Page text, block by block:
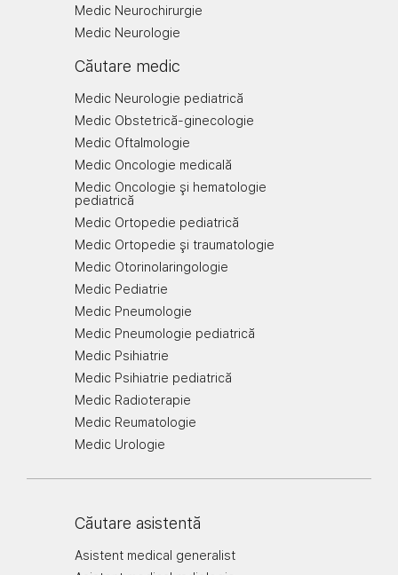
Medic Neurochirurgie
Medic Neurologie
Căutare medic
Medic Neurologie pediatrică
Medic Obstetrică-ginecologie
Medic Oftalmologie
Medic Oncologie medicală
Medic Oncologie şi hematologie
pediatrică
Medic Ortopedie pediatrică
Medic Ortopedie şi traumatologie
Medic Otorinolaringologie
Medic Pediatrie
Medic Pneumologie
Medic Pneumologie pediatrică
Medic Psihiatrie
Medic Psihiatrie pediatrică
Medic Radioterapie
Medic Reumatologie
Medic Urologie
Căutare asistentă
Asistent medical generalist